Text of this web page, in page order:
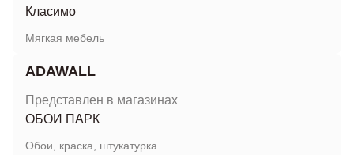
Класимо
Мягкая мебель
ADAWALL
Представлен в магазинах
ОБОИ ПАРК
Обои, краска, штукатурка